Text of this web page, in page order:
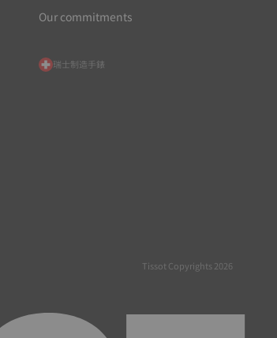
Our commitments
瑞士制造手錶
Tissot Copyrights 2026